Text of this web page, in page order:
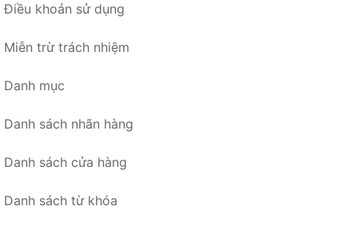
Điều khoản sử dụng
Miễn trừ trách nhiệm
Danh mục
Danh sách nhãn hàng
Danh sách cửa hàng
Danh sách từ khóa